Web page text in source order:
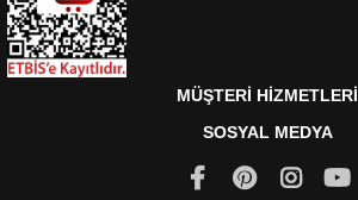
MÜŞTERİ HİZMETLERİ
SOSYAL MEDYA